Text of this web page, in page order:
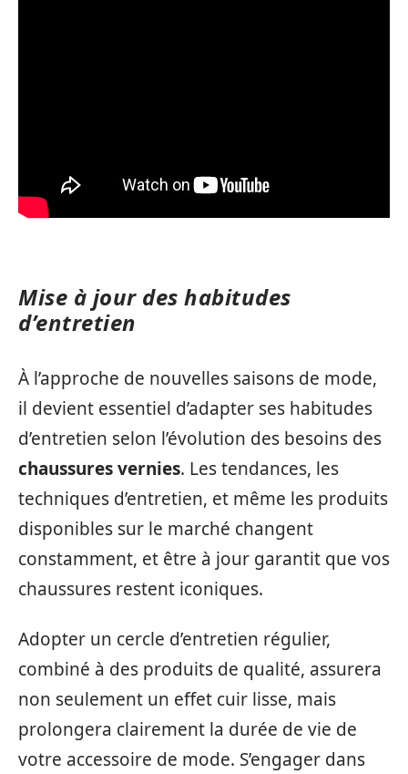
Mise à jour des habitudes
d’entretien
À l’approche de nouvelles saisons de mode,
il devient essentiel d’adapter ses habitudes
d’entretien selon l’évolution des besoins des
chaussures vernies. Les tendances, les
techniques d’entretien, et même les produits
disponibles sur le marché changent
constamment, et être à jour garantit que vos
chaussures restent iconiques.
Adopter un cercle d’entretien régulier,
combiné à des produits de qualité, assurera
non seulement un effet cuir lisse, mais
prolongera clairement la durée de vie de
votre accessoire de mode. S’engager dans